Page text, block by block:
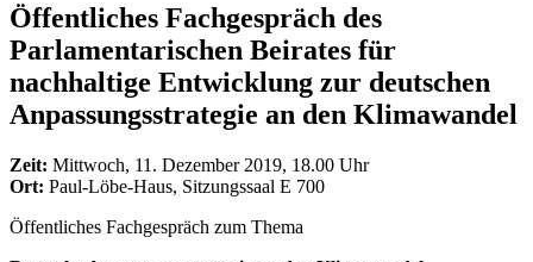
Öffentliches Fachgespräch des
Parlamentarischen Beirates für
nachhaltige Entwicklung zur deutschen
Anpassungsstrategie an den Klimawandel
Zeit: Mittwoch, 11. Dezember 2019, 18.00 Uhr
Ort: Paul-Löbe-Haus, Sitzungssaal E 700
Öffentliches Fachgespräch zum Thema